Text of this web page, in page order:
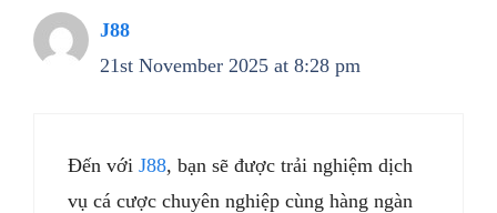
J88
21st November 2025 at 8:28 pm
Đến với J88, bạn sẽ được trải nghiệm dịch
vụ cá cược chuyên nghiệp cùng hàng ngàn